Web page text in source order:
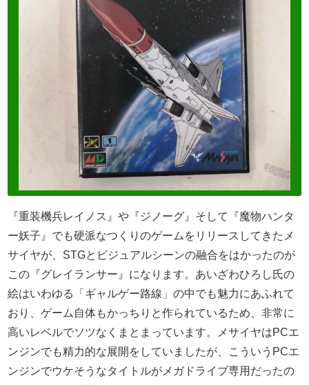
『重装機兵レイノス』や『ジノーグ』そして『魔物ハンタ
ー妖子』でも硬派なつくりのゲームをリリースしてきたメ
サイヤが、STGとビジュアルシーンの融合をはかったのが
この『グレイランサー』になります。あいざわひろし氏の
絵はいわゆる「ギャルゲー路線」の中でも魅力にあふれて
おり、ゲーム自体もかっちりと作られているため、非常に
高いレベルでソツなくまとまっています。メサイヤはPCエ
ンジンでも精力的な展開をしていましたが、こういうPCエ
ンジンでウケそうなタイトルがメガドライブ専用だったの